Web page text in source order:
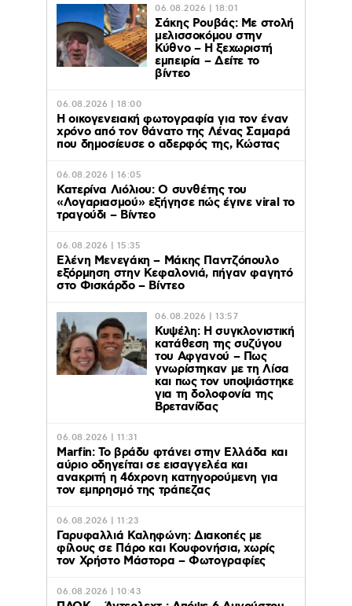
06.08.2026 | 18:01
Σάκης Ρουβάς: Με στολή
μελισσοκόμου στην
Κύθνο – Η ξεχωριστή
εμπειρία – Δείτε το
βίντεο
06.08.2026 | 18:00
Η οικογενειακή φωτογραφία για τον έναν
χρόνο από τον θάνατο της Λένας Σαμαρά
που δημοσίευσε ο αδερφός της, Κώστας
06.08.2026 | 16:05
Κατερίνα Λιόλιου: Ο συνθέτης του
«Λογαριασμού» εξήγησε πώς έγινε viral το
τραγούδι – Βίντεο
06.08.2026 | 15:35
Ελένη Μενεγάκη – Μάκης Παντζόπουλο
εξόρμηση στην Κεφαλονιά, πήγαν φαγητό
στο Φισκάρδο – Βίντεο
06.08.2026 | 13:57
Κυψέλη: Η συγκλονιστική
κατάθεση της συζύγου
του Αφγανού – Πως
γνωρίστηκαν με τη Λίσα
και πως τον υποψιάστηκε
για τη δολοφονία της
Βρετανίδας
06.08.2026 | 11:31
Marfin: Το βράδυ φτάνει στην Ελλάδα και
αύριο οδηγείται σε εισαγγελέα και
ανακριτή η 46χρονη κατηγορούμενη για
τον εμπρησμό της τράπεζας
06.08.2026 | 11:23
Γαρυφαλλιά Καληφώνη: Διακοπές με
φίλους σε Πάρο και Κουφονήσια, χωρίς
τον Χρήστο Μάστορα – Φωτογραφίες
06.08.2026 | 10:43